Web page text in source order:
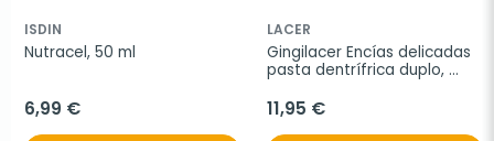
ISDIN
Nutracel, 50 ml
6,99 €
LACER
Gingilacer Encías delicadas
pasta dentrífrica duplo,
11,95 €